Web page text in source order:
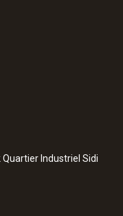
Industriel Sidi